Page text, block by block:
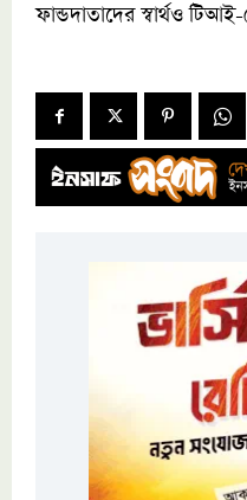
ফান্ডদাতাদের স্বার্থও